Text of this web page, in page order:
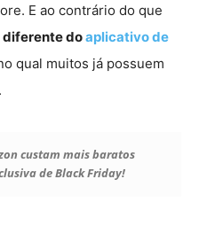
E ao contrário do que
diferente doaplicativo de
qual muitos já possuem
custam mais baratos
de Black Friday!